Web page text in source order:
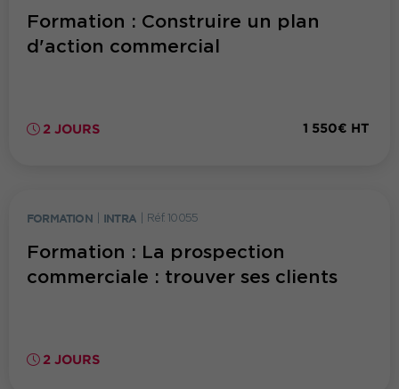
Formation : Construire un plan
d'action commercial
2 JOURS 1 550€ HT
FORMATION INTRA Réf. 10055
Formation : La prospection
commerciale : trouver ses clients
2 JOURS